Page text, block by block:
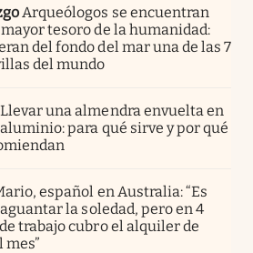
Arqueólogos se encuentran
tesoro de la humanidad:
del fondo del mar una de las 7
del mundo
Llevar una almendra envuelta en
para qué sirve y por qué
español en Australia: “Es
la soledad, pero en 4
trabajo cubro el alquiler de
mes”